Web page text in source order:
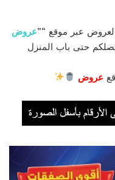
عبر موقع “”عروض
حتى باب المنزل
عروض